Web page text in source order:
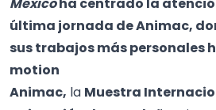
última jornada de Animac,
sus trabajos más personales
motion
Animac, la Muestra